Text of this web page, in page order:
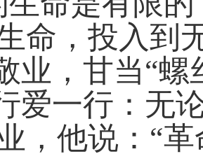
命，投入到
业，甘当“螺
爱一行：无
，他说：“